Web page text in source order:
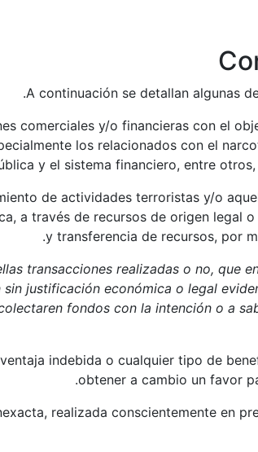
A continuación se detallan algunas
comerciales y/o financieras con el
los relacionados con el
y el sistema financiero, entre
de actividades terroristas y/o
a través de recursos de origen legal
y transferencia de recursos, por
transacciones realizadas o no,
justificación económica o legal
fondos con la intención o a
indebida o cualquier tipo de
obtener a cambio un favor
realizada conscientemente en